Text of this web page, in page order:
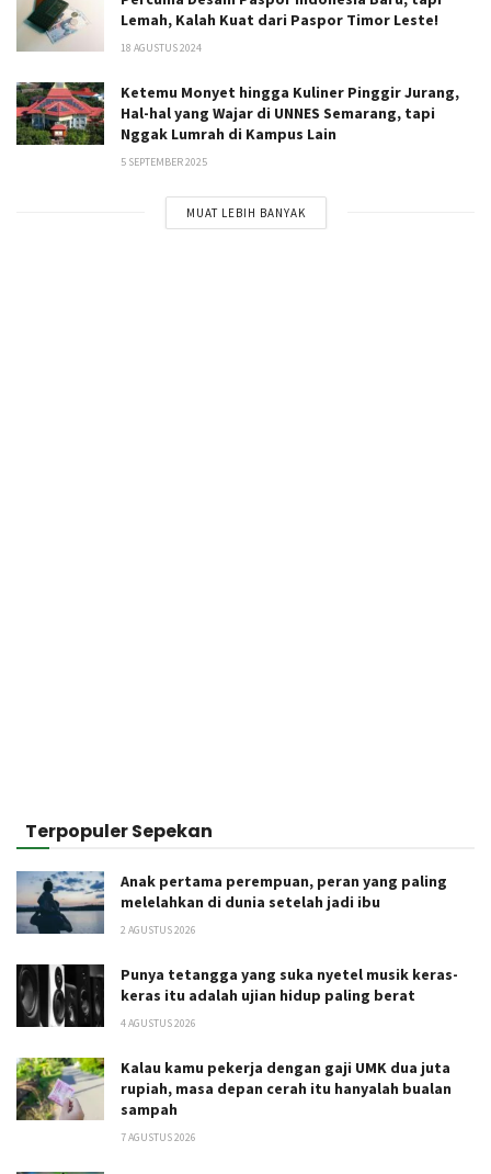
Lemah, Kalah Kuat dari Paspor Timor Leste!
18 AGUSTUS 2024
Ketemu Monyet hingga Kuliner Pinggir Jurang,
Hal-hal yang Wajar di UNNES Semarang, tapi
Nggak Lumrah di Kampus Lain
5 SEPTEMBER 2025
MUAT LEBIH BANYAK
Terpopuler Sepekan
Anak pertama perempuan, peran yang paling
melelahkan di dunia setelah jadi ibu
2 AGUSTUS 2026
Punya tetangga yang suka nyetel musik keras-
keras itu adalah ujian hidup paling berat
4 AGUSTUS 2026
Kalau kamu pekerja dengan gaji UMK dua juta
rupiah, masa depan cerah itu hanyalah bualan
sampah
7 AGUSTUS 2026